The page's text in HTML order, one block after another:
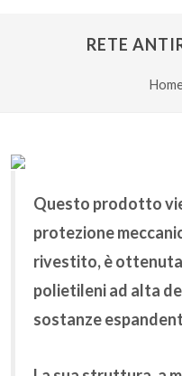
RETE
Questo prodotto
protezione
rivestito, è ottenuta
polietileni ad alta
sostanze